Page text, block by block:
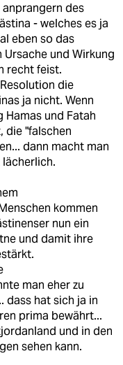
des
- welches es ja
eben so das
und Wirkung
recht feist.
die
ja nicht. Wenn
Hamas und Fatah
die "falschen
dann macht man
kommen
nun ein
und damit ihre
man eher zu
dass hat sich ja in
prima bewährt...
und in den
sehen kann.